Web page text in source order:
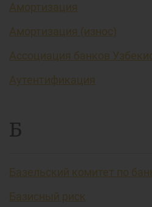
Амортизация
Амортизация (износ)
Ассоциация банков
Аутентификация
Б
Базельский комитет по
Базисный риск